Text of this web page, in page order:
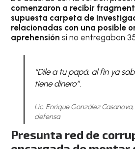
comenzaron a recibir
supuesta carpeta de
relacionadas con una posible
aprehensión si no entregaban
“Dile a tu papá, al fin ya
tiene dinero”.
Lic. Enrique González
defensa
Presunta red de